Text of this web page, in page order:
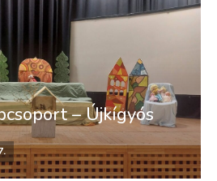
– Újkígyós